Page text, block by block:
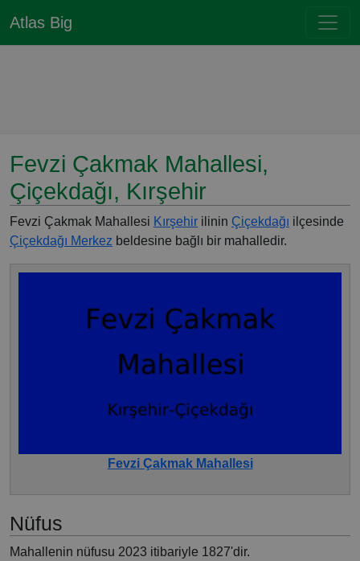
Atlas Big
Fevzi Çakmak Mahallesi,
Çiçekdağı, Kırşehir
Fevzi Çakmak Mahallesi Kırşehir ilinin Çiçekdağı ilçesinde
Çiçekdağı Merkez beldesine bağlı bir mahalledir.
Fevzi Çakmak Mahallesi
Nüfus
Mahallenin nüfusu 2023 itibariyle 1827'dir.